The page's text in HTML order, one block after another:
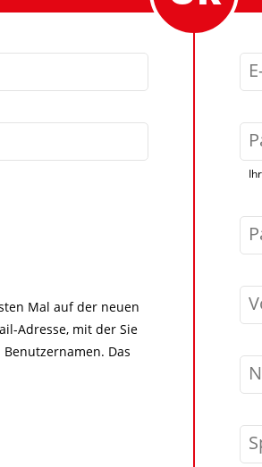
Mal auf der neuen
Adresse, mit der Sie
Das